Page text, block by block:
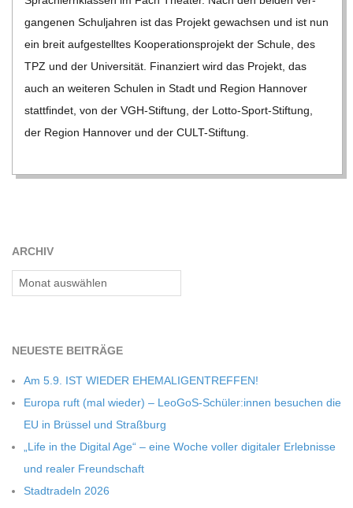
D
T
-
S
H
L
E
gan­ge­nen Schul­jah­ren ist das Pro­jekt gewach­sen und ist nun
ein breit auf­ge­stell­tes Koope­ra­ti­ons­pro­jekt der Schule, des
TPZ und der Uni­ver­si­tät. Finan­ziert wird das Pro­jekt, das
auch an wei­te­ren Schu­len in Stadt und Region Han­no­ver
statt­fin­det, von der VGH-Stif­­tung, der Lotto-Sport-Stif­­tung,
der Region Han­no­ver und der CULT-Stif­tung.
ARCHIV
Archiv
NEU­ESTE BEITRÄGE
Am 5.9. IST WIEDER EHEMALIGENTREFFEN!
Europa ruft (mal wie­der) – LeoGoS-Schüler:innen besu­chen die
EU in Brüs­sel und Straßburg
„Life in the Digi­tal Age“ – eine Woche vol­ler digi­ta­ler Erleb­nisse
und rea­ler Freundschaft
Stadt­ra­deln 2026